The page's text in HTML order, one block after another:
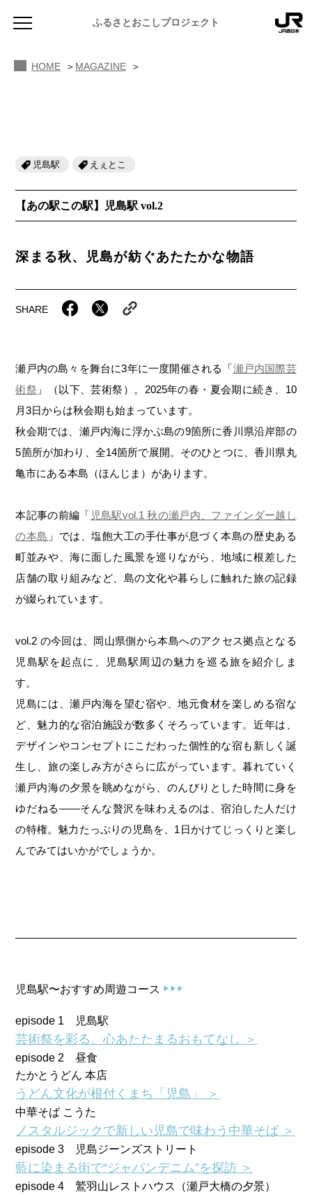
ふるさとおこしプロジェクト
ふるさと図鑑
ふるさと文庫
人・もの・こと
あの駅この駅
おのえきTIMES
JR PREMIUM SELECT SETOUCHI
岡山海苔シリーズ
岡山育ちのアイスバー
せとうちの果実 清涼飲料水
雑貨シリーズ
恋するジャージー 瀬戸田レモン
蒜山ショコラクッキーズ
せとうちのおいしいシリーズ
CATALOG
ふるさとあっ晴れ認定
マップ・一覧から探す
カテゴリー・タグ・キーワードから探す
第16回 Re： 第15回 未来へつなぐ人
第12回 挑戦 第11回 せとうち
第10回 岡山・備後の果物 第9回 岡山・備後のうめぇもん
第8回 岡山市
第4回 倉敷市/玉野市/浅口市/里庄町 第3回 尾道市/福山市/笠岡市/府中市
ふるさとあっ晴れ認定とは デジタルカタログ
観光列車
Urara
SAKU美SAKU楽
SETOUCHI TRAIN
地酒列車
スローライフ列車
JR岡山の地域共生
ふるさとおこしプロジェクトとは
岡山駅からはじまる瀬戸内めぐり
HOME MAGAZINE
児島駅 えぇとこ
【あの駅この駅】児島駅 vol.2
深まる秋、児島が紡ぐあたたかな物語
SHARE
瀬戸内の島々を舞台に3年に一度開催される「瀬戸内国際芸
術祭 」（以下、芸術祭）。2025年の春・夏会期に続き、10
月3日からは秋会期も始まっています。
秋会期では、瀬戸内海に浮かぶ島の9箇所に香川県沿岸部の
5箇所が加わり、全14箇所で展開。そのひとつに、香川県丸
亀市にある本島（ほんじま）があります。
本記事の前編「 児島駅vol.1 秋の瀬戸内、ファインダー越し
の本島 」では、塩飽大工の手仕事が息づく本島の歴史ある
町並みや、海に面した風景を巡りながら、地域に根差した
店舗の取り組みなど、島の文化や暮らしに触れた旅の記録
が綴られています。
vol.2 の今回は、岡山県側から本島へのアクセス拠点となる
児島駅を起点に、児島駅周辺の魅力を巡る旅を紹介しま
す。
児島には、瀬戸内海を望む宿や、地元食材を楽しめる宿な
ど、魅力的な宿泊施設が数多くそろっています。近年は、
デザインやコンセプトにこだわった個性的な宿も新しく誕
生し、旅の楽しみ方がさらに広がっています。暮れていく
瀬戸内海の夕景を眺めながら、のんびりとした時間に身を
ゆだねる——そんな贅沢を味わえるのは、宿泊した人だけ
の特権。魅力たっぷりの児島を、1日かけてじっくりと楽し
んでみてはいかがでしょうか。
児島駅〜おすすめ周遊コース ▶▶▶
episode 1 児島駅
芸術祭を彩る、心あたたまるおもてなし ＞
episode 2 昼食
たかとうどん 本店
うどん文化が根付くまち「児島」 ＞
中華そば こうた
ノスタルジックで新しい児島で味わう中華そば ＞
episode 3 児島ジーンズストリート
藍に染まる街で“ジャパンデニム”を探訪 ＞
episode 4 鷲羽山レストハウス（瀬戸大橋の夕景）